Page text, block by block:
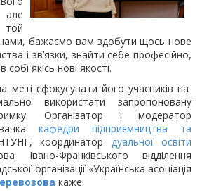
бажаємо вам здобути щось нове
і зв’язки, знайти себе професійно,
якісь нові якості.
меті сфокусувати його учасників на
використати запропоновану
Організатор і модератор
кафедри підприємництва та
координатор дуальної освіти
Івано-Франківського відділення
організації «Українська асоціація
каже: